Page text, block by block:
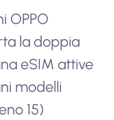
OPPO
la doppia
eSIM attive
modelli
15)